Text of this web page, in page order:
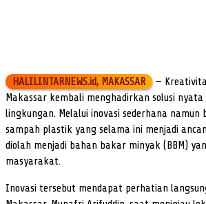
HALILINTARNEWS.id, MAKASSAR —
Makassar kembali menghadirkan solusi
lingkungan. Melalui inovasi sederhana namun
sampah plastik yang selama ini menjadi
diolah menjadi bahan bakar minyak (BBM)
masyarakat.
Inovasi tersebut mendapat perhatian